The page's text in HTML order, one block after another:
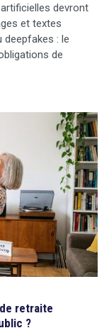
retraite
?
devront
et textes
: le
de